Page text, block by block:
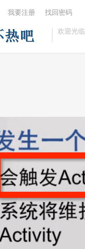
欢迎光临
我要注册 找回密码